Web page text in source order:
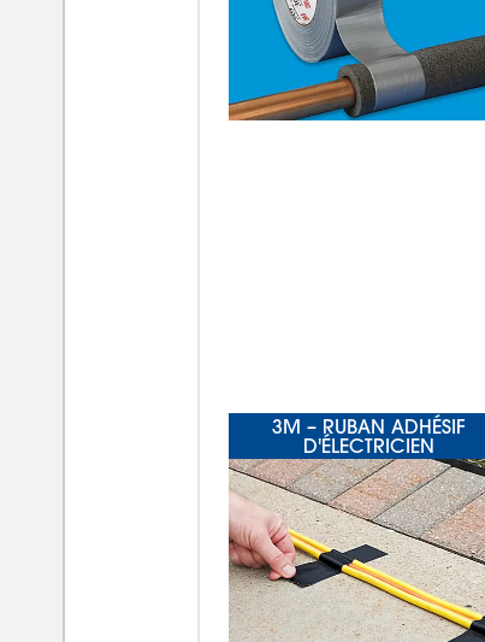
3M – RUBAN ADHÉSIF
D'ÉLECTRICIEN